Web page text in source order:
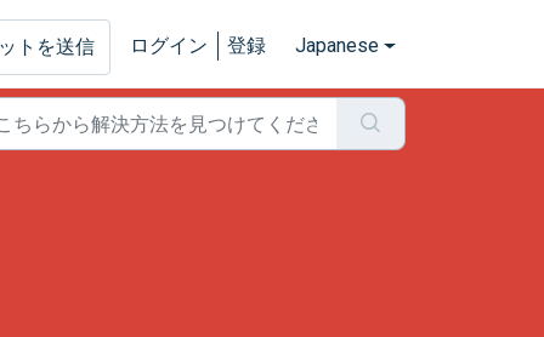
トを送信 ログイン 登録 Japanese